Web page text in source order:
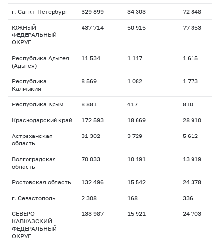
г. Санкт-Петербург 329 899 34 303 72 848
ЮЖНЫЙ
ФЕДЕРАЛЬНЫЙ
ОКРУГ
437 714 50 915 77 353
Республика Адыгея
(Адыгея)
11 534 1 117 1 615
Республика
Калмыкия
8 569 1 082 1 773
Республика Крым 8 881 417 810
Краснодарский край 172 593 18 669 28 910
Астраханская
область
31 302 3 729 5 612
Волгоградская
область
70 033 10 191 13 919
Ростовская область 132 496 15 542 24 378
г. Севастополь 2 308 168 336
СЕВЕРО-
КАВКАЗСКИЙ
ФЕДЕРАЛЬНЫЙ
ОКРУГ
133 987 15 921 24 703